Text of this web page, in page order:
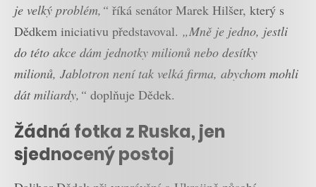
je velký problém,“ říká senátor Marek Hilšer, který s
Dědkem iniciativu představoval. „Mně je jedno, jestli
do této akce dám jednotky milionů nebo desítky
milionů, Jablotron není tak velká firma, abychom mohli
dát miliardy,“ doplňuje Dědek.
Žádná fotka z Ruska, jen
sjednocený postoj